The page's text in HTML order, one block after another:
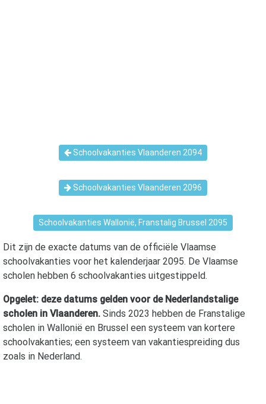
Schoolvakanties Vlaanderen 2094
Schoolvakanties Vlaanderen 2096
Schoolvakanties Wallonië, Franstalig Brussel 2095
Dit zijn de exacte datums van de officiële Vlaamse
schoolvakanties voor het kalenderjaar 2095. De Vlaamse
scholen hebben 6 schoolvakanties uitgestippeld.
Opgelet: deze datums gelden voor de Nederlandstalige
scholen in Vlaanderen. Sinds 2023 hebben de Franstalige
scholen in Wallonië en Brussel een systeem van kortere
schoolvakanties; een systeem van vakantiespreiding dus
zoals in Nederland.